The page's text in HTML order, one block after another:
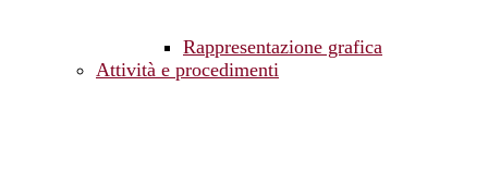
Rappresentazione grafica
Attività e procedimenti